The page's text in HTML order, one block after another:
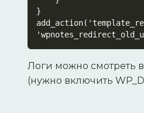
}
Логи можно смотреть
(нужно включить